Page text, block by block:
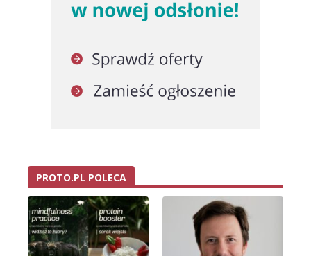
PROTO.PL POLECA